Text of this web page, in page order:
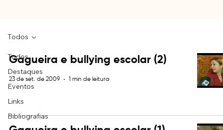
Todos
Destaques
Eventos
Links
Bibliografias
Todos
Gagueira e bullying escolar (2)
23 de set. de 2009 1 min de leitura